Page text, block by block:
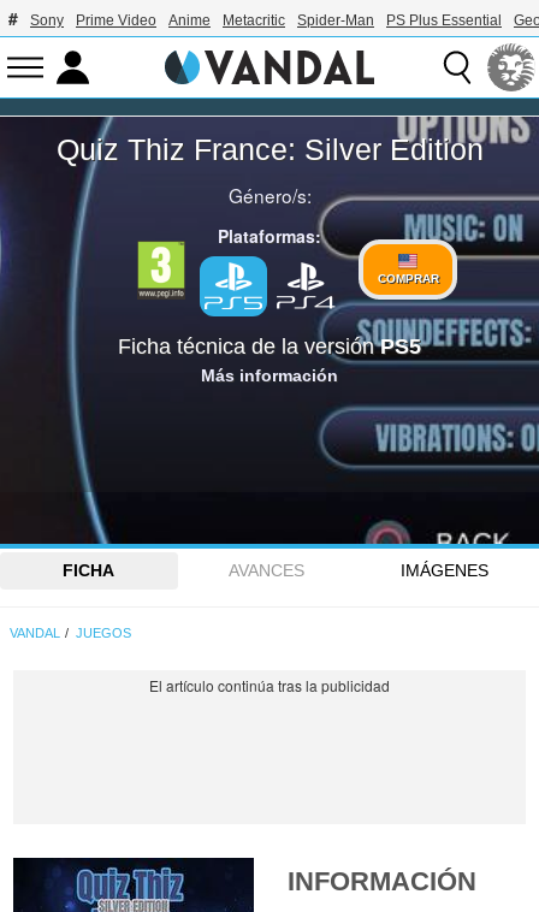
Sony Prime Video Anime Metacritic Spider-Man PS Plus Essential
Quiz Thiz France: Silver Edition
Género/s:
Plataformas:
COMPRAR
Ficha técnica de la versiónPS5
Más información
FICHA AVANCES IMÁGENES
VANDAL JUEGOS
INFORMACIÓN